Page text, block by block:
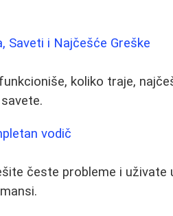
Saveti i Najčešće Greške
koliko traje,
vodič
česte probleme i uživate